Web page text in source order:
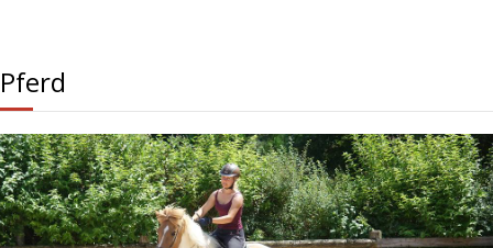
Pferd